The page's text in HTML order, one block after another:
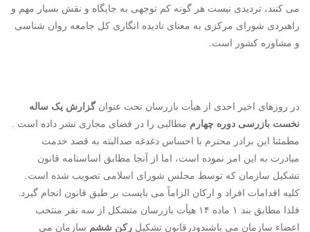
می کنند، تردیدی نیست هر گونه کم توجهی به جایگاه و نقش بسیار مهم و
راهبردی شورای مرکزی به معنای نادیده انگاری کل جامعه روان شناسی
و مشاوره کشور است.
در روزهای اخیر احدی از هیأت بازرسان تحت عنوانگزارش یک ساله
نخست بازرسی دوره چهارم مطالبی را در فضای مجازی نشر داده است .
مطمئنا این برادر محترم با احساس دغدغه صدالبته به قصد خدمت
مبادرت به این امر نموده است، اما از آنجا مطابق اساسنامه قانون
تشکیل سازمان که توسط مجلس شورای اسلامی تصویب شده است.
کلیه اقدامات افراد و ارکان الزاماً می بایست بر طبق قانون انجام گیرد.
فلذا مطابق بند ۱ ماده ۱۴ هیأت بازرسان متشکل از سه نفر منتخب
اعضاء سازمان می باشندودرقانون تشکیل رکن ششم سازمان می